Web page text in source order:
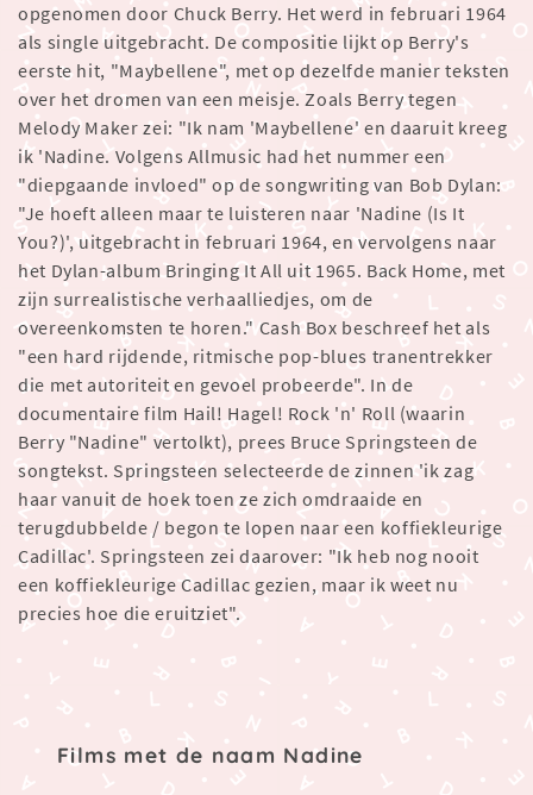
opgenomen door Chuck Berry. Het werd in februari 1964
als single uitgebracht. De compositie lijkt op Berry's
eerste hit, "Maybellene", met op dezelfde manier teksten
over het dromen van een meisje. Zoals Berry tegen
Melody Maker zei: "Ik nam 'Maybellene' en daaruit kreeg
ik 'Nadine. Volgens Allmusic had het nummer een
"diepgaande invloed" op de songwriting van Bob Dylan:
"Je hoeft alleen maar te luisteren naar 'Nadine (Is It
You?)', uitgebracht in februari 1964, en vervolgens naar
het Dylan-album Bringing It All uit 1965. Back Home, met
zijn surrealistische verhaalliedjes, om de
overeenkomsten te horen." Cash Box beschreef het als
"een hard rijdende, ritmische pop-blues tranentrekker
die met autoriteit en gevoel probeerde". In de
documentaire film Hail! Hagel! Rock 'n' Roll (waarin
Berry "Nadine" vertolkt), prees Bruce Springsteen de
songtekst. Springsteen selecteerde de zinnen 'ik zag
haar vanuit de hoek toen ze zich omdraaide en
terugdubbelde / begon te lopen naar een koffiekleurige
Cadillac'. Springsteen zei daarover: "Ik heb nog nooit
een koffiekleurige Cadillac gezien, maar ik weet nu
precies hoe die eruitziet".
Films met de naam Nadine